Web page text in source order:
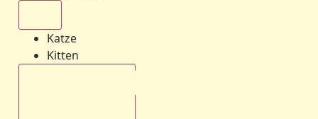
Katze
Kitten